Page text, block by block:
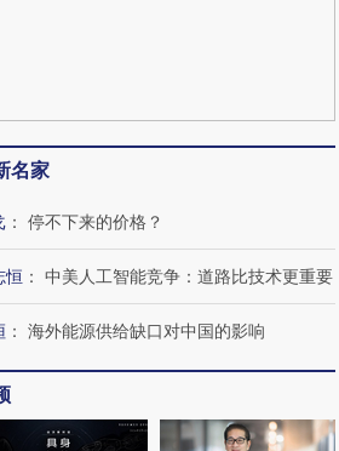
名家
： 停不下来的价格？
恒 ： 中美人工智能竞争：道路比技术更重要
： 海外能源供给缺口对中国的影响